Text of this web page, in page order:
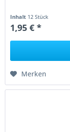
Inhalt 12 Stück
1,95 € *
Merken